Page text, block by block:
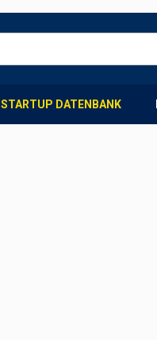
STARTUP DATENBANK